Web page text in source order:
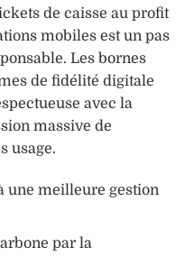
de caisse au profit
mobiles est un pas
Les bornes
de fidélité digitale
avec la
massive de
usage.
une meilleure gestion
par la